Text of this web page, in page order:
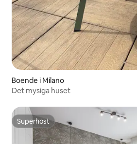
Boende i Milano
Det mysiga huset
Superhost
Superhost